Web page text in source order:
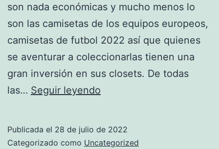
son nada económicas y mucho menos lo
son las camisetas de los equipos europeos,
camisetas de futbol 2022 así que quienes
se aventurar a coleccionarlas tienen una
gran inversión en sus closets. De todas
las… Seguir leyendo
Más
Publicada el 28 de julio de 2022
Categorizado como Uncategorized